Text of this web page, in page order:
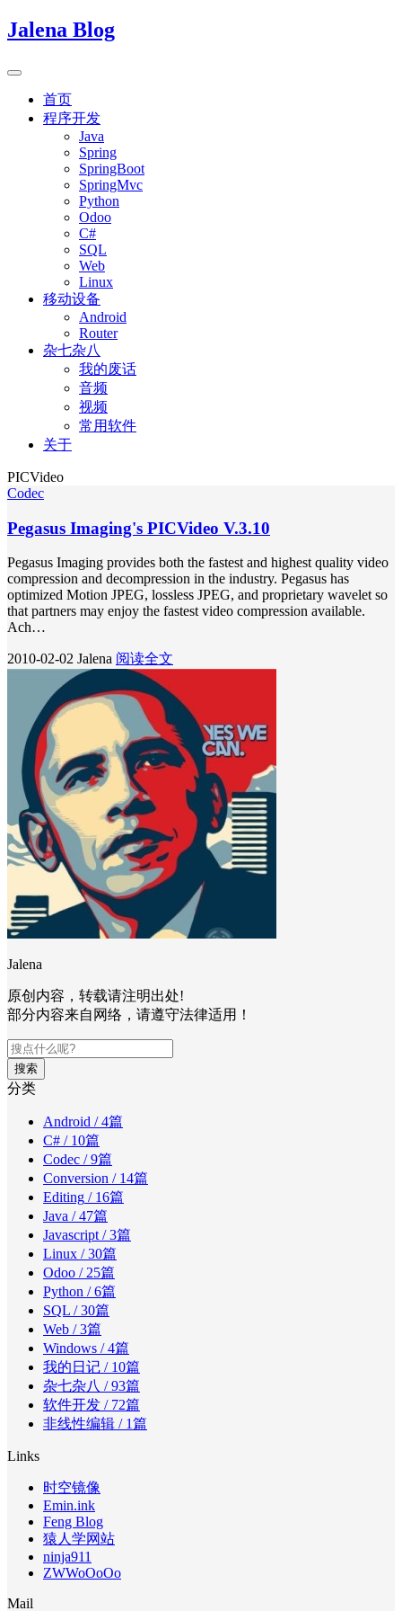
Jalena Blog
首页
程序开发
Java
Spring
SpringBoot
SpringMvc
Python
Odoo
C#
SQL
Web
Linux
移动设备
Android
Router
杂七杂八
我的废话
音频
视频
常用软件
关于
PICVideo
Codec
Pegasus Imaging's PICVideo V.3.10
Pegasus Imaging provides both the fastest and highest quality video
compression and decompression in the industry. Pegasus has
optimized Motion JPEG, lossless JPEG, and proprietary wavelet so
that partners may enjoy the fastest video compression available.
Ach…
2010-02-02 Jalena 阅读全文
Jalena
原创内容，转载请注明出处!
部分内容来自网络，请遵守法律适用！
搜索
分类
Android / 4篇
C# / 10篇
Codec / 9篇
Conversion / 14篇
Editing / 16篇
Java / 47篇
Javascript / 3篇
Linux / 30篇
Odoo / 25篇
Python / 6篇
SQL / 30篇
Web / 3篇
Windows / 4篇
我的日记 / 10篇
杂七杂八 / 93篇
软件开发 / 72篇
非线性编辑 / 1篇
Links
时空镜像
Emin.ink
Feng Blog
猿人学网站
ninja911
ZWWoOoOo
Mail